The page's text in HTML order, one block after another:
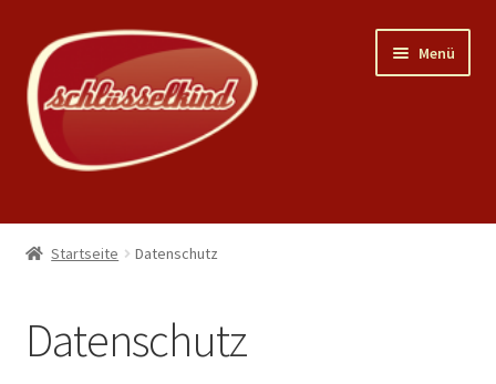
Zur
Navigation
springen
Zum
Inhalt
springen
Menü
Home
Mein Konto
Startseite Datenschutz
Datenschutz